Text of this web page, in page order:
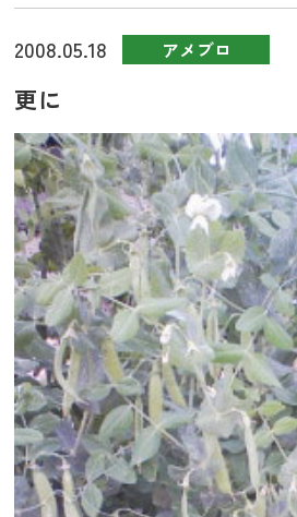
2008.05.18 アメブロ
更に